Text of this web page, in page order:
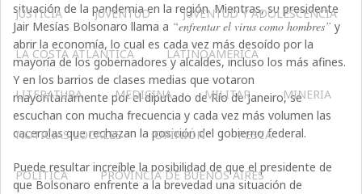
JUSTICIA JUVENTUD JUVENTUD Y ADOLESCENCIA
LA COSTA ATLÁNTICA LATINOAMERICA
LITERATURA MEDICINA MILITAR MINERIA
NOTICIAS LOCALES OPINIÓN PESCA
POLÍTICA PROVINCIA DE BUENOS AIRES
situación de la pandemia en la región. Mientras, su presidente
Jair Mesías Bolsonaro llama a “enfrentar el virus como hombres”y
abrir la economía, lo cual es cada vez más desoído por la
mayoría de los gobernadores y alcaldes, incluso los más afines.
Y en los barrios de clases medias que votaron
mayoritariamente por el diputado de Río de Janeiro, se
escuchan con mucha frecuencia y cada vez más volumen las
cacerolas que rechazan la posición del gobierno federal.
Puede resultar increíble la posibilidad de que el presidente de
que Bolsonaro enfrente a la brevedad una situación de